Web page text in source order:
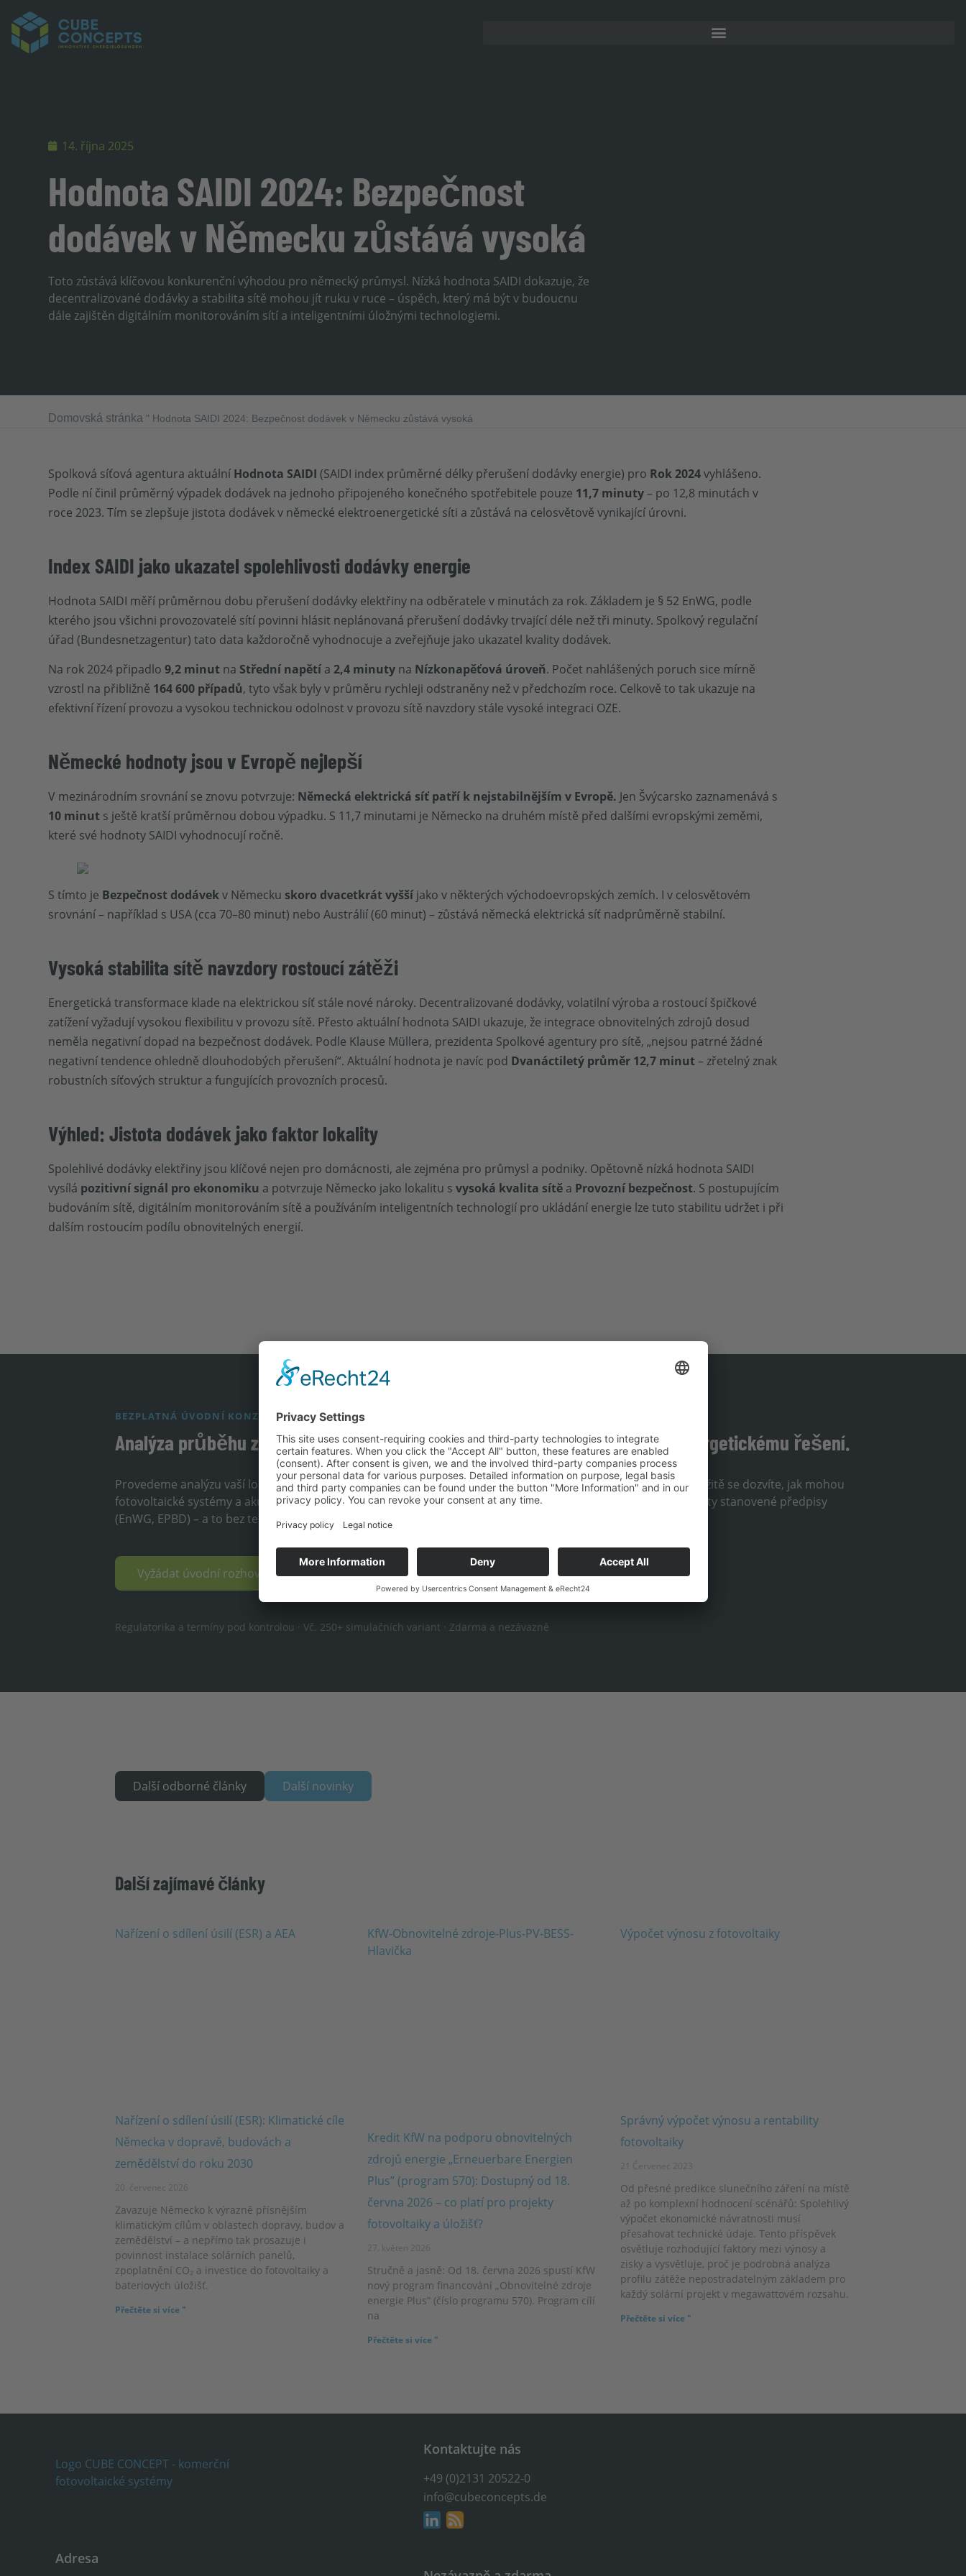
14. října 2025
Hodnota SAIDI 2024: Bezpečnost
dodávek v Německu zůstává vysoká
Toto zůstává klíčovou konkurenční výhodou pro německý průmysl. Nízká hodnota SAIDI dokazuje, že
decentralizované dodávky a stabilita sítě mohou jít ruku v ruce – úspěch, který má být v budoucnu
dále zajištěn digitálním monitorováním sítí a inteligentními úložnými technologiemi.
Domovská stránka " Hodnota SAIDI 2024: Bezpečnost dodávek v Německu zůstává vysoká
Spolková síťová agentura aktuální Hodnota SAIDI(SAIDI index průměrné délky přerušení dodávky energie) pro Rok 2024vyhlášeno.
Podle ní činil průměrný výpadek dodávek na jednoho připojeného konečného spotřebitele pouze 11,7 minuty– po 12,8 minutách v
roce 2023. Tím se zlepšuje jistota dodávek v německé elektroenergetické síti a zůstává na celosvětově vynikající úrovni.
Index SAIDI jako ukazatel spolehlivosti dodávky energie
Hodnota SAIDI měří průměrnou dobu přerušení dodávky elektřiny na odběratele v minutách za rok. Základem je § 52 EnWG, podle
kterého jsou všichni provozovatelé sítí povinni hlásit neplánovaná přerušení dodávky trvající déle než tři minuty. Spolkový regulační
úřad (Bundesnetzagentur) tato data každoročně vyhodnocuje a zveřejňuje jako ukazatel kvality dodávek.
Na rok 2024 připadlo9,2 minut na Střední napětía2,4 minuty na Nízkonapěťová úroveň. Počet nahlášených poruch sice mírně
vzrostl na přibližně 164 600 případů, tyto však byly v průměru rychleji odstraněny než v předchozím roce. Celkově to tak ukazuje na
efektivní řízení provozu a vysokou technickou odolnost v provozu sítě navzdory stále vysoké integraci OZE.
Německé hodnoty jsou v Evropě nejlepší
V mezinárodním srovnání se znovu potvrzuje: Německá elektrická síť patří k nejstabilnějším v Evropě. Jen Švýcarsko zaznamenává s
10 minut s ještě kratší průměrnou dobou výpadku. S 11,7 minutami je Německo na druhém místě před dalšími evropskými zeměmi,
které své hodnoty SAIDI vyhodnocují ročně.
S tímto je Bezpečnost dodávekv Německu skoro dvacetkrát vyššíjako v některých východoevropských zemích. I v celosvětovém
srovnání – například s USA (cca 70–80 minut) nebo Austrálií (60 minut) – zůstává německá elektrická síť nadprůměrně stabilní.
Vysoká stabilita sítě navzdory rostoucí zátěži
Energetická transformace klade na elektrickou síť stále nové nároky. Decentralizované dodávky, volatilní výroba a rostoucí špičkové
zatížení vyžadují vysokou flexibilitu v provozu sítě. Přesto aktuální hodnota SAIDI ukazuje, že integrace obnovitelných zdrojů dosud
neměla negativní dopad na bezpečnost dodávek. Podle Klause Müllera, prezidenta Spolkové agentury pro sítě, „nejsou patrné žádné
negativní tendence ohledně dlouhodobých přerušení“. Aktuální hodnota je navíc pod Dvanáctiletý průměr 12,7 minut– zřetelný znak
robustních síťových struktur a fungujících provozních procesů.
Výhled: Jistota dodávek jako faktor lokality
Spolehlivé dodávky elektřiny jsou klíčové nejen pro domácnosti, ale zejména pro průmysl a podniky. Opětovně nízká hodnota SAIDI
vysílá pozitivní signál pro ekonomiku a potvrzuje Německo jako lokalitu svysoká kvalita sítě a Provozní bezpečnost. S postupujícím
budováním sítě, digitálním monitorováním sítě a používáním inteligentních technologií pro ukládání energie lze tuto stabilitu udržet i při
dalším rostoucím podílu obnovitelných energií.
BEZPLATNÁ ÚVODNÍ KONZULTACE
Analýza průběhu zatížení a lokality — za 30 minut k nejhospodárnějšímu energetickému řešení.
Provedeme analýzu vaší lokality, profilu spotřeby a nákladů na odběr energie, a to nezávisle na výrobci. Okamžitě se dozvíte, jak mohou
fotovoltaické systémy a akumulátory snížit vaše náklady na elektřinu z rozvodné sítě a jak optimálně využít lhůty stanovené předpisy
(EnWG, EPBD) – a to bez technického rizika a bez vlastních investic.
Vyžádat úvodní rozhovor a kalkulaci formou open-book →
Regulatorika a termíny pod kontrolou · Vč. 250+ simulačních variant · Zdarma a nezávazně
Další odborné články Další novinky
Další zajímavé články
Nařízení o sdílení úsilí (ESR): Klimatické cíle
Německa v dopravě, budovách a
zemědělství do roku 2030
20. červenec 2026
Zavazuje Německo k výrazně přísnějším
klimatickým cílům v oblastech dopravy, budov a
zemědělství – a nepřímo tak prosazuje i
povinnost instalace solárních panelů,
zpoplatnění CO₂ a investice do fotovoltaiky a
bateriových úložišť.
Přečtěte si více "
Kredit KfW na podporu obnovitelných
zdrojů energie „Erneuerbare Energien
Plus” (program 570): Dostupný od 18.
června 2026 – co platí pro projekty
fotovoltaiky a úložišť?
27. květen 2026
Stručně a jasně: Od 18. června 2026 spustí KfW
nový program financování „Obnovitelné zdroje
energie Plus” (číslo programu 570). Program cílí
na
Přečtěte si více "
Správný výpočet výnosu a rentability
fotovoltaiky
21 Červenec 2023
Od přesné predikce slunečního záření na místě
až po komplexní hodnocení scénářů: Spolehlivý
výpočet ekonomické návratnosti musí
přesahovat technické údaje. Tento příspěvek
osvětluje rozhodující faktory mezi výnosy a
zisky a vysvětluje, proč je podrobná analýza
profilu zátěže nepostradatelným základem pro
každý solární projekt v megawattovém rozsahu.
Přečtěte si více "
Kontaktujte nás
+49 (0)2131 20522-0
info@cubeconcepts.de
Adresa